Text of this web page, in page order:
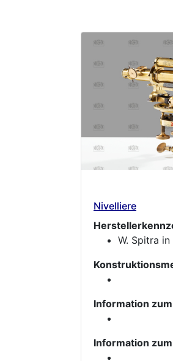
Nivelliere
W. Spitra in
Information
Information